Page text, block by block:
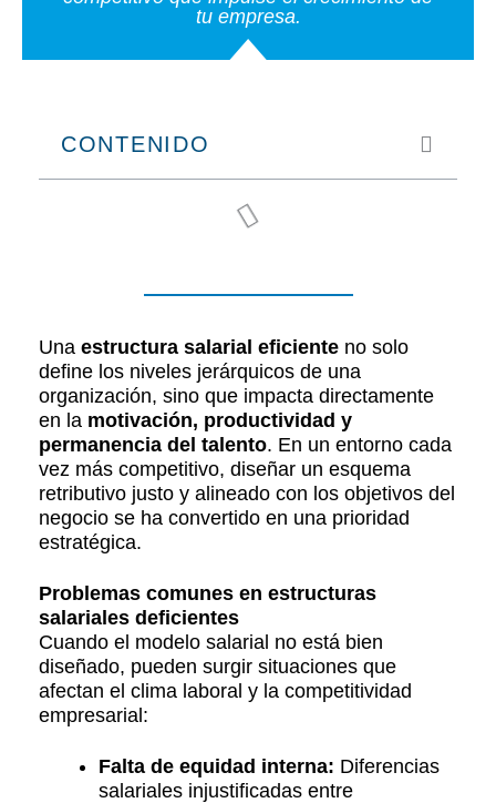
tu empresa.
CONTENIDO
Una estructura salarial eficiente no solo
define los niveles jerárquicos de una
organización, sino que impacta directamente
en la motivación, productividad y
permanencia del talento. En un entorno cada
vez más competitivo, diseñar un esquema
retributivo justo y alineado con los objetivos del
negocio se ha convertido en una prioridad
estratégica.
Problemas comunes en estructuras
salariales deficientes
Cuando el modelo salarial no está bien
diseñado, pueden surgir situaciones que
afectan el clima laboral y la competitividad
empresarial:
Falta de equidad interna: Diferencias
salariales injustificadas entre